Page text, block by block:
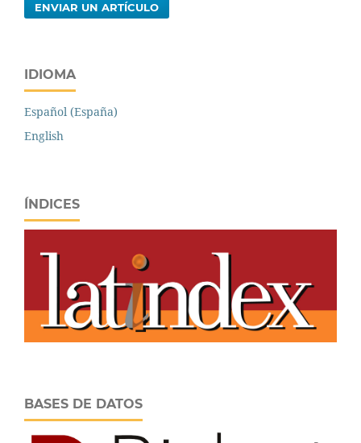
ENVIAR UN ARTÍCULO
IDIOMA
Español (España)
English
ÍNDICES
BASES DE DATOS